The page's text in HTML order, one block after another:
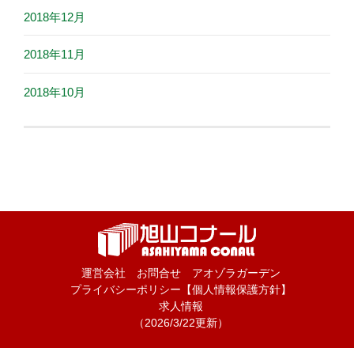
2018年12月
2018年11月
2018年10月
運営会社 お問合せ
アオゾラガーデン
プライバシーポリシー【個人情報保護方針】
求人情報
（2026/3/22更新）